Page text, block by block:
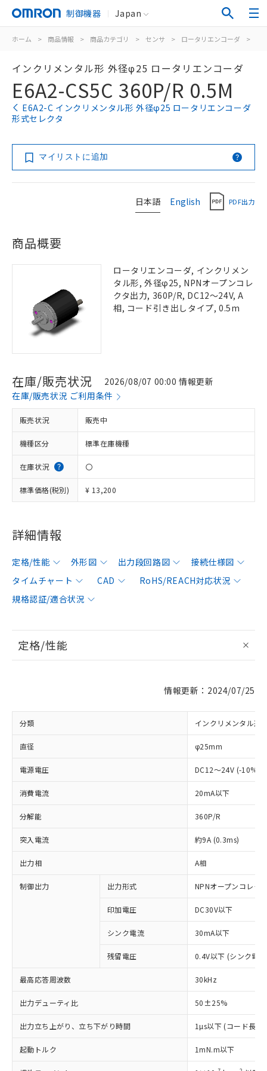
制御機器 Japan
ホーム > 商品情報 > 商品カテゴリ > センサ > ロータリエンコーダ >
インクリメンタル形 外径φ25 ロータリエンコーダ
E6A2-CS5C 360P/R 0.5M
E6A2-C インクリメンタル形 外径φ25 ロータリエンコーダ
形式セレクタ
マイリストに追加
日本語 English PDF出力
商品概要
ロータリエンコーダ, インクリメン
タル形, 外径φ25, NPNオープンコレ
クタ出力, 360P/R, DC12～24V, A
相, コード引き出しタイプ, 0.5m
在庫/販売状況
2026/08/07 00:00 情報更新
在庫/販売状況 ご利用条件
販売状況 販売中
機種区分 標準在庫機種
在庫状況 〇
標準価格(税別) ¥ 13,200
詳細情報
定格/性能 外形図 出力段回路図
接続仕様図
タイムチャート
CAD
RoHS/REACH対応状況
規格認証/適合状況
定格/性能
情報更新：2024/07/25
分類 インクリメンタル形
直径 φ25mm
電源電圧 DC12～24V (-10%
消費電流 20mA以下
分解能 360P/R
突入電流 約9A (0.3ms)
出力相 A相
制御出力 出力形式 NPNオープンコレク
印加電圧 DC30V以下
シンク電流 30mA以下
残留電圧 0.4V以下 (シンク電
最高応答周波数 30kHz
出力デューティ比 50±25%
出力立ち上がり、立ち下がり時間 1µs以下 (コード長
起動トルク 1mN.m以下
※1 対応状況
対応済み：EU RoHS指令（10物質）の